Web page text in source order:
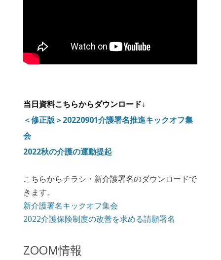
当日資料こちらからダウンロード↓
＜修正版＞20220901介護署名推進キックオフ集
会
2022秋の介護の運動提起
こちらからチラシ・新介護署名のダウンロードで
きます。
新介護署名キックオフ集会
2022介護保険制度の改善を求める請願署名
ZOOM情報